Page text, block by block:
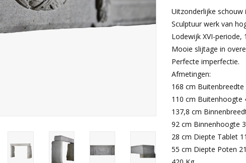
Uitzonderlijke schouw
Sculptuur werk van
Lodewijk XVI-periode,
Mooie slijtage in
Perfecte imperfectie.
Afmetingen:
168 cm Buitenbreedte
110 cm Buitenhoogte
137,8 cm
92 cm Binnenhoogte
28 cm Diepte Tablet
55 cm Diepte Poten